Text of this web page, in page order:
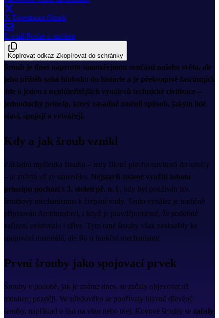
X Tweetnout článek
E-mail Poslat e-mailem
Kopírovat odkaz Zkopírovat do schránky
Šroub je dnes naprosto samozřejmou součástí našeho světa, ale
jeho příběh sahá hluboko do historie a je překvapivě fascinující.
Jde o jeden z nejdůležitějších vynálezů technické civilizace –
jednoduchý princip, který zásadně změnil způsob, jakým lidé
staví, spojují a vytvářejí.
Kdy a jak šroub vznikl
Základní myšlenka šroubu – tedy šikmá plocha navinutá do spirály
– je známá už ze starověku. Nejstarší známé využití tohoto
principu pochází z 3. století př. n. l., kdy byl používán tzv.
šroubový mechanismus k čerpání vody. Tento vynález je tradičně
připisován Archimedovi, i když je pravděpodobné, že podobné
zařízení existovalo i dříve. Tyto rané šrouby však nesloužily ke
spojování materiálů, ale šlo o funkční mechanismy.
První šrouby jako spojovací prvek
Šrouby v podobě, jak je známe dnes, se začaly objevovat až
mnohem později. Ve středověku se používaly hlavně dřevěné
šrouby, například u lisů na víno nebo olej. Kovové šrouby se začaly